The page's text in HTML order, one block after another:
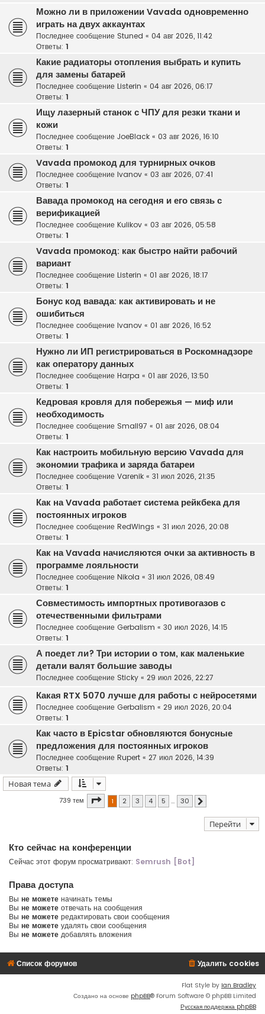
Можно ли в приложении Vavada одновременно
играть на двух аккаунтах
Последнее сообщение Stuned « 04 авг 2026, 11:42
Ответы: 1
Какие радиаторы отопления выбрать и купить
для замены батарей
Последнее сообщение Listerin « 04 авг 2026, 06:17
Ответы: 1
Ищу лазерный станок с ЧПУ для резки ткани и
кожи
Последнее сообщение JoeBlack « 03 авг 2026, 16:10
Ответы: 1
Vavada промокод для турнирных очков
Последнее сообщение Ivanov « 03 авг 2026, 07:41
Ответы: 1
Вавада промокод на сегодня и его связь с
верификацией
Последнее сообщение Kulikov « 03 авг 2026, 05:58
Ответы: 1
Vavada промокод: как быстро найти рабочий
вариант
Последнее сообщение Listerin « 01 авг 2026, 18:17
Ответы: 1
Бонус код вавада: как активировать и не
ошибиться
Последнее сообщение Ivanov « 01 авг 2026, 16:52
Ответы: 1
Нужно ли ИП регистрироваться в Роскомнадзоре
как оператору данных
Последнее сообщение Harpa « 01 авг 2026, 13:50
Ответы: 1
Кедровая кровля для побережья — миф или
необходимость
Последнее сообщение Small97 « 01 авг 2026, 08:04
Ответы: 1
Как настроить мобильную версию Vavada для
экономии трафика и заряда батареи
Последнее сообщение Varenik « 31 июл 2026, 21:35
Ответы: 1
Как на Vavada работает система рейкбека для
постоянных игроков
Последнее сообщение RedWings « 31 июл 2026, 20:08
Ответы: 1
Как на Vavada начисляются очки за активность в
программе лояльности
Последнее сообщение Nikola « 31 июл 2026, 08:49
Ответы: 1
Совместимость импортных противогазов с
отечественными фильтрами
Последнее сообщение Gerbalism « 30 июл 2026, 14:15
Ответы: 1
А поедет ли? Три истории о том, как маленькие
детали валят большие заводы
Последнее сообщение Sticky « 29 июл 2026, 22:27
Какая RTX 5070 лучше для работы с нейросетями
Последнее сообщение Gerbalism « 29 июл 2026, 20:04
Ответы: 1
Как часто в Epicstar обновляются бонусные
предложения для постоянных игроков
Последнее сообщение Rupert « 27 июл 2026, 14:39
Ответы: 1
Новая тема
739 тем Страница 1из 30
1 2 3 4 5 … 30
Перейти
Кто сейчас на конференции
Сейчас этот форум просматривают: Semrush [Bot]
Права доступа
Вы не можете начинать темы
Вы не можете отвечать на сообщения
Вы не можете редактировать свои сообщения
Вы не можете удалять свои сообщения
Вы не можете добавлять вложения
Список форумов Удалить cookies
Flat Style by Ian Bradley
Создано на основе phpBB® Forum Software © phpBB Limited
Русская поддержка phpBB